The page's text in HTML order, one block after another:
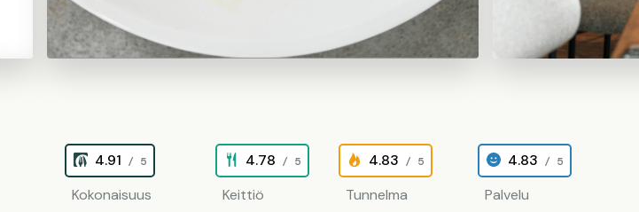
4.91 / 5
Kokonaisuus
4.78 / 5
Keittiö
4.83 / 5
Tunnelma
4.83 / 5
Palvelu